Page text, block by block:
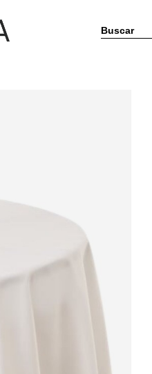
Buscar